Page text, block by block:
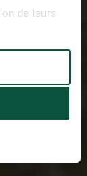
de leurs